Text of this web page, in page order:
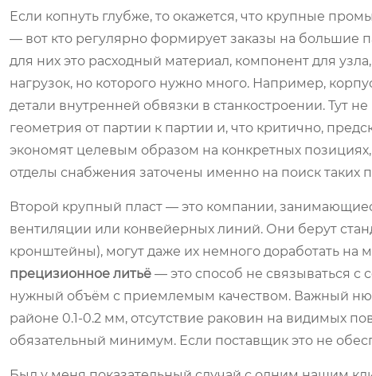
Если копнуть глубже, то окажется, что крупные
— вот кто регулярно формирует заказы на большие
для них это расходный материал, компонент для
нагрузок, но которого нужно много. Например,
детали внутренней обвязки в станкостроении. Тут
геометрия от партии к партии и, что критично,
экономят целевым образом на конкретных
отделы снабжения заточены именно на поиск таких
Второй крупный пласт — это компании,
вентиляции или конвейерных линий. Они берут
кронштейны), могут даже их немного доработать на
прецизионное литьё — это способ не связываться
нужный объём с приемлемым качеством. Важный
районе 0.1-0.2 мм, отсутствие раковин на видимых
обязательный минимум. Если поставщик это не